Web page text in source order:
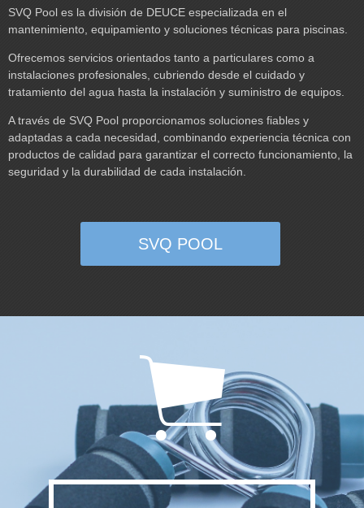
SVQ Pool es la división de DEUCE especializada en el
mantenimiento, equipamiento y soluciones técnicas para piscinas.
Ofrecemos servicios orientados tanto a particulares como a
instalaciones profesionales, cubriendo desde el cuidado y
tratamiento del agua hasta la instalación y suministro de equipos.
A través de SVQ Pool proporcionamos soluciones fiables y
adaptadas a cada necesidad, combinando experiencia técnica con
productos de calidad para garantizar el correcto funcionamiento, la
seguridad y la durabilidad de cada instalación.
SVQ POOL
